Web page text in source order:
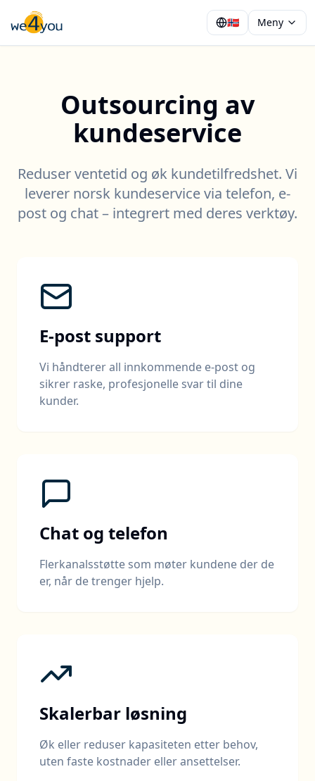
🇳🇴 Meny
Outsourcing av
kundeservice
Reduser ventetid og øk kundetilfredshet. Vi
leverer norsk kundeservice via telefon, e-
post og chat – integrert med deres verktøy.
E-post support
Vi håndterer all innkommende e-post og
sikrer raske, profesjonelle svar til dine
kunder.
Chat og telefon
Flerkanalsstøtte som møter kundene der de
er, når de trenger hjelp.
Skalerbar løsning
Øk eller reduser kapasiteten etter behov,
uten faste kostnader eller ansettelser.